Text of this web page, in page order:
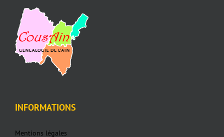
INFORMATIONS
Mentions légales